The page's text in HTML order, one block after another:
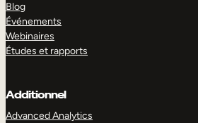
Blog
Événements
Webinaires
Études et rapports
Additionnel
Advanced Analytics